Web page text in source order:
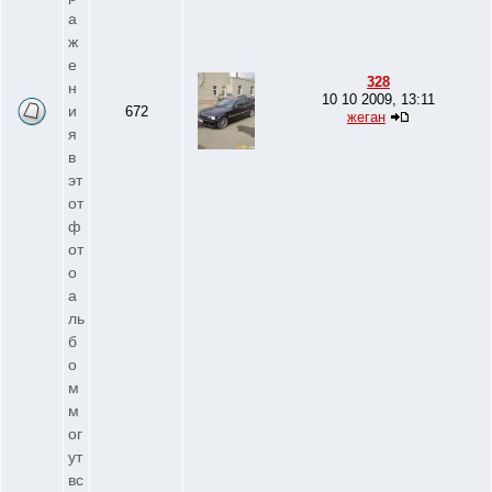
а
ж
е
н
и
я
в
эт
от
ф
от
о
а
ль
б
о
м
м
ог
ут
вс
672
328
10 10 2009, 13:11
жеган